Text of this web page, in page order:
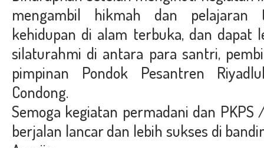
mengambil hikmah dan
kehidupan di alam terbuka, dan dapat
silaturahmi di antara para santri,
pimpinan Pondok Pesantren
Condong.
Semoga kegiatan permadani dan
berjalan lancar dan lebih sukses di